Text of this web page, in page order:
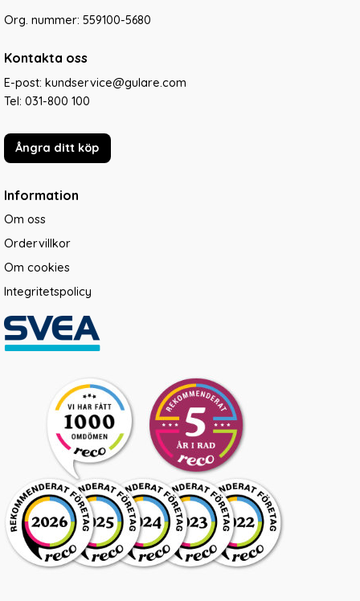
Org. nummer: 559100-5680
Kontakta oss
E-post: kundservice@gulare.com
Tel: 031-800 100
Ångra ditt köp
Information
Om oss
Ordervillkor
Om cookies
Integritetspolicy